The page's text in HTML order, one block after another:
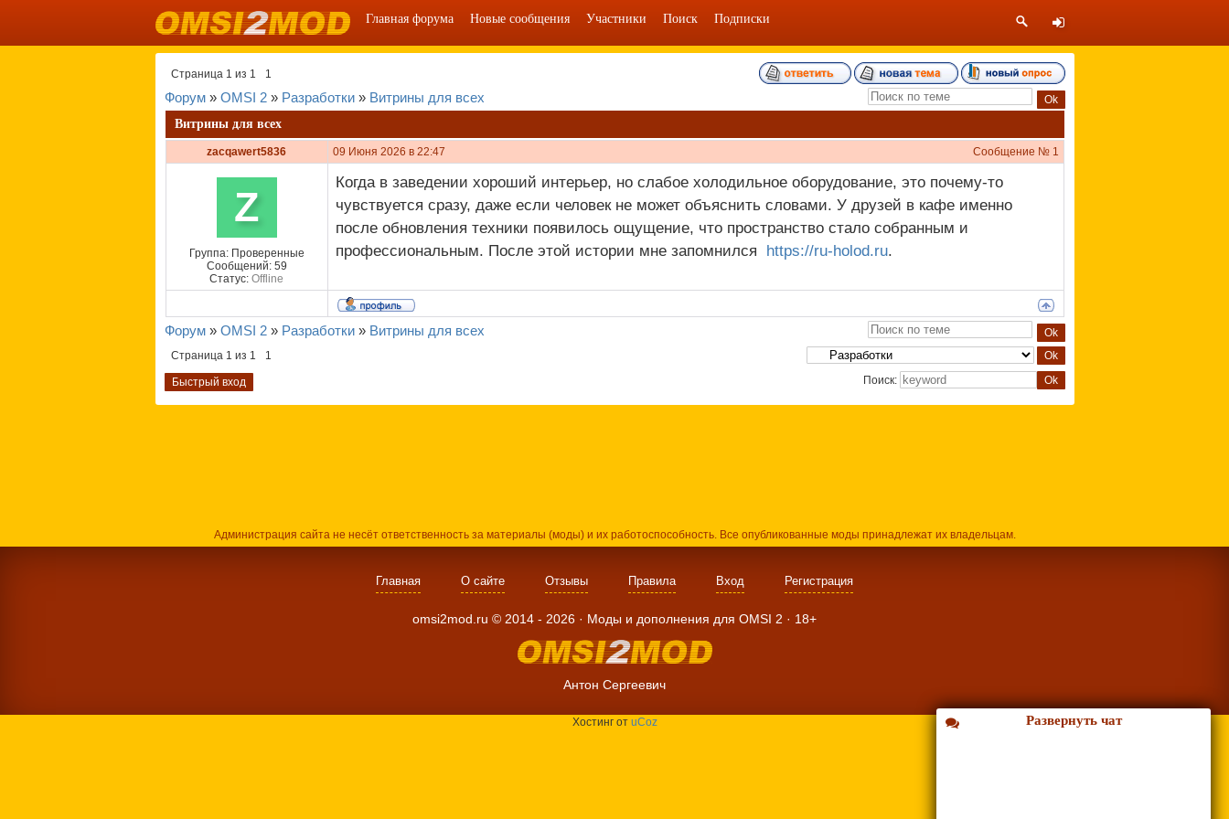
Главная форума Новые сообщения Участники Поиск Подписки
Развернуть чат
Страница 1 из 1 1
Форум » OMSI 2 » Разработки » Витрины для всех
Витрины для всех
zacqawert5836 09 Июня 2026 в 22:47 Сообщение № 1
Z
Группа: Проверенные
Сообщений: 59
Статус: Offline
Когда в заведении хороший интерьер, но слабое холодильное оборудование, это почему-то
чувствуется сразу, даже если человек не может объяснить словами. У друзей в кафе именно
после обновления техники появилось ощущение, что пространство стало собранным и
профессиональным. После этой истории мне запомнился https://ru-holod.ru.
Форум » OMSI 2 » Разработки » Витрины для всех
Страница 1 из 1
1
Поиск:
Администрация сайта не несёт ответственность за материалы (моды) и их работоспособность. Все опубликованные моды принадлежат их владельцам.
Главная О сайте Отзывы Правила Вход Регистрация
omsi2mod.ru © 2014 - 2026 · Моды и дополнения для OMSI 2 · 18+
Антон Сергеевич
Хостинг от uCoz